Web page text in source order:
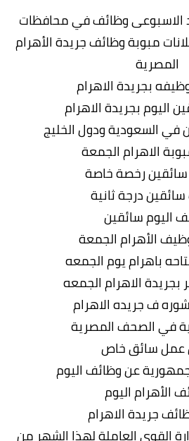
الاسبوعى وظائف في محافظات
مبوبة وظائف جريدة الأهرام
المصرية
بجريدة الاهرام
اليوم بجريدة الاهرام
في السعودية ودول الخليج
الاهرام الجمعة
رخصة خاصة
درجة ثانية
اليوم سائقين
الأهرام الجمعة
باهرام يوم الجمعه
بجريدة الاهرام الجمعه
ف جريده الاهرام
في الصحف المصرية
سائق خاص
عن وظائف اليوم
الأهرام اليوم
جريدة الاهرام
القوى العاملة لهذا الشهر من